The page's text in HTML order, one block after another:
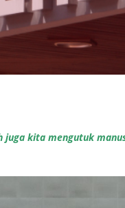
juga kita mengutuk